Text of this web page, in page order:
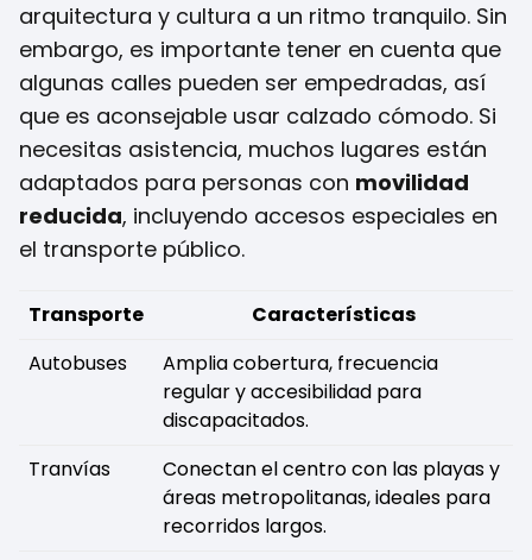
arquitectura y cultura a un ritmo tranquilo. Sin
embargo, es importante tener en cuenta que
algunas calles pueden ser empedradas, así
que es aconsejable usar calzado cómodo. Si
necesitas asistencia, muchos lugares están
adaptados para personas con movilidad
reducida, incluyendo accesos especiales en
el transporte público.
Transporte
Características
Autobuses
Amplia cobertura, frecuencia
regular y accesibilidad para
discapacitados.
Tranvías
Conectan el centro con las playas y
áreas metropolitanas, ideales para
recorridos largos.